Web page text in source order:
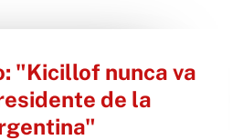
"Kicillof nunca va
de la